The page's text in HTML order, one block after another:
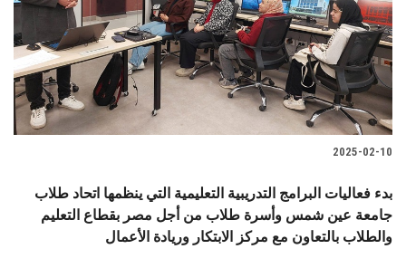
2025-02-10
بدء فعاليات البرامج التدريبية التعليمية التي ينظمها اتحاد طلاب
جامعة عين شمس وأسرة طلاب من أجل مصر بقطاع التعليم
والطلاب بالتعاون مع مركز الابتكار وريادة الأعمال